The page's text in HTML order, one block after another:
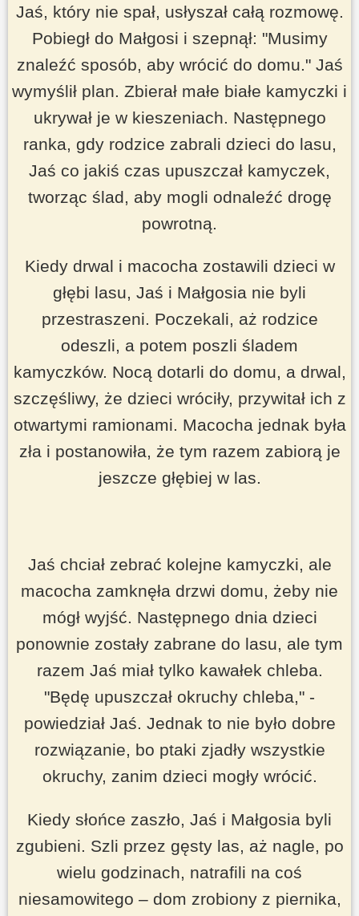
Jaś, który nie spał, usłyszał całą rozmowę.
Pobiegł do Małgosi i szepnął: "Musimy
znaleźć sposób, aby wrócić do domu."Jaś
wymyślił plan. Zbierał małe białe kamyczki i
ukrywał je w kieszeniach. Następnego
ranka, gdy rodzice zabrali dzieci do lasu,
Jaś co jakiś czas upuszczał kamyczek,
tworząc ślad, aby mogli odnaleźć drogę
powrotną.
Kiedy drwal i macocha zostawili dzieci w
głębi lasu, Jaś i Małgosia nie byli
przestraszeni. Poczekali, aż rodzice
odeszli, a potem poszli śladem
kamyczków. Nocą dotarli do domu, a drwal,
szczęśliwy, że dzieci wróciły, przywitał ich z
otwartymi ramionami. Macocha jednak była
zła i postanowiła, że tym razem zabiorą je
jeszcze głębiej w las.
Jaś chciał zebrać kolejne kamyczki, ale
macocha zamknęła drzwi domu, żeby nie
mógł wyjść. Następnego dnia dzieci
ponownie zostały zabrane do lasu, ale tym
razem Jaś miał tylko kawałek chleba.
"Będę upuszczał okruchy chleba," -
powiedział Jaś. Jednak to nie było dobre
rozwiązanie, bo ptaki zjadły wszystkie
okruchy, zanim dzieci mogły wrócić.
Kiedy słońce zaszło, Jaś i Małgosia byli
zgubieni. Szli przez gęsty las, aż nagle, po
wielu godzinach, natrafili na coś
niesamowitego – dom zrobiony z piernika,